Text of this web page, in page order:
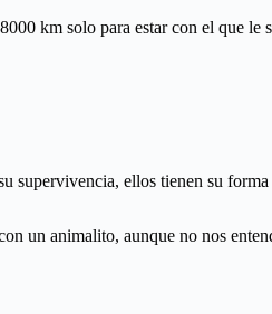
km solo para estar con el que le
supervivencia, ellos tienen su
un animalito, aunque no nos